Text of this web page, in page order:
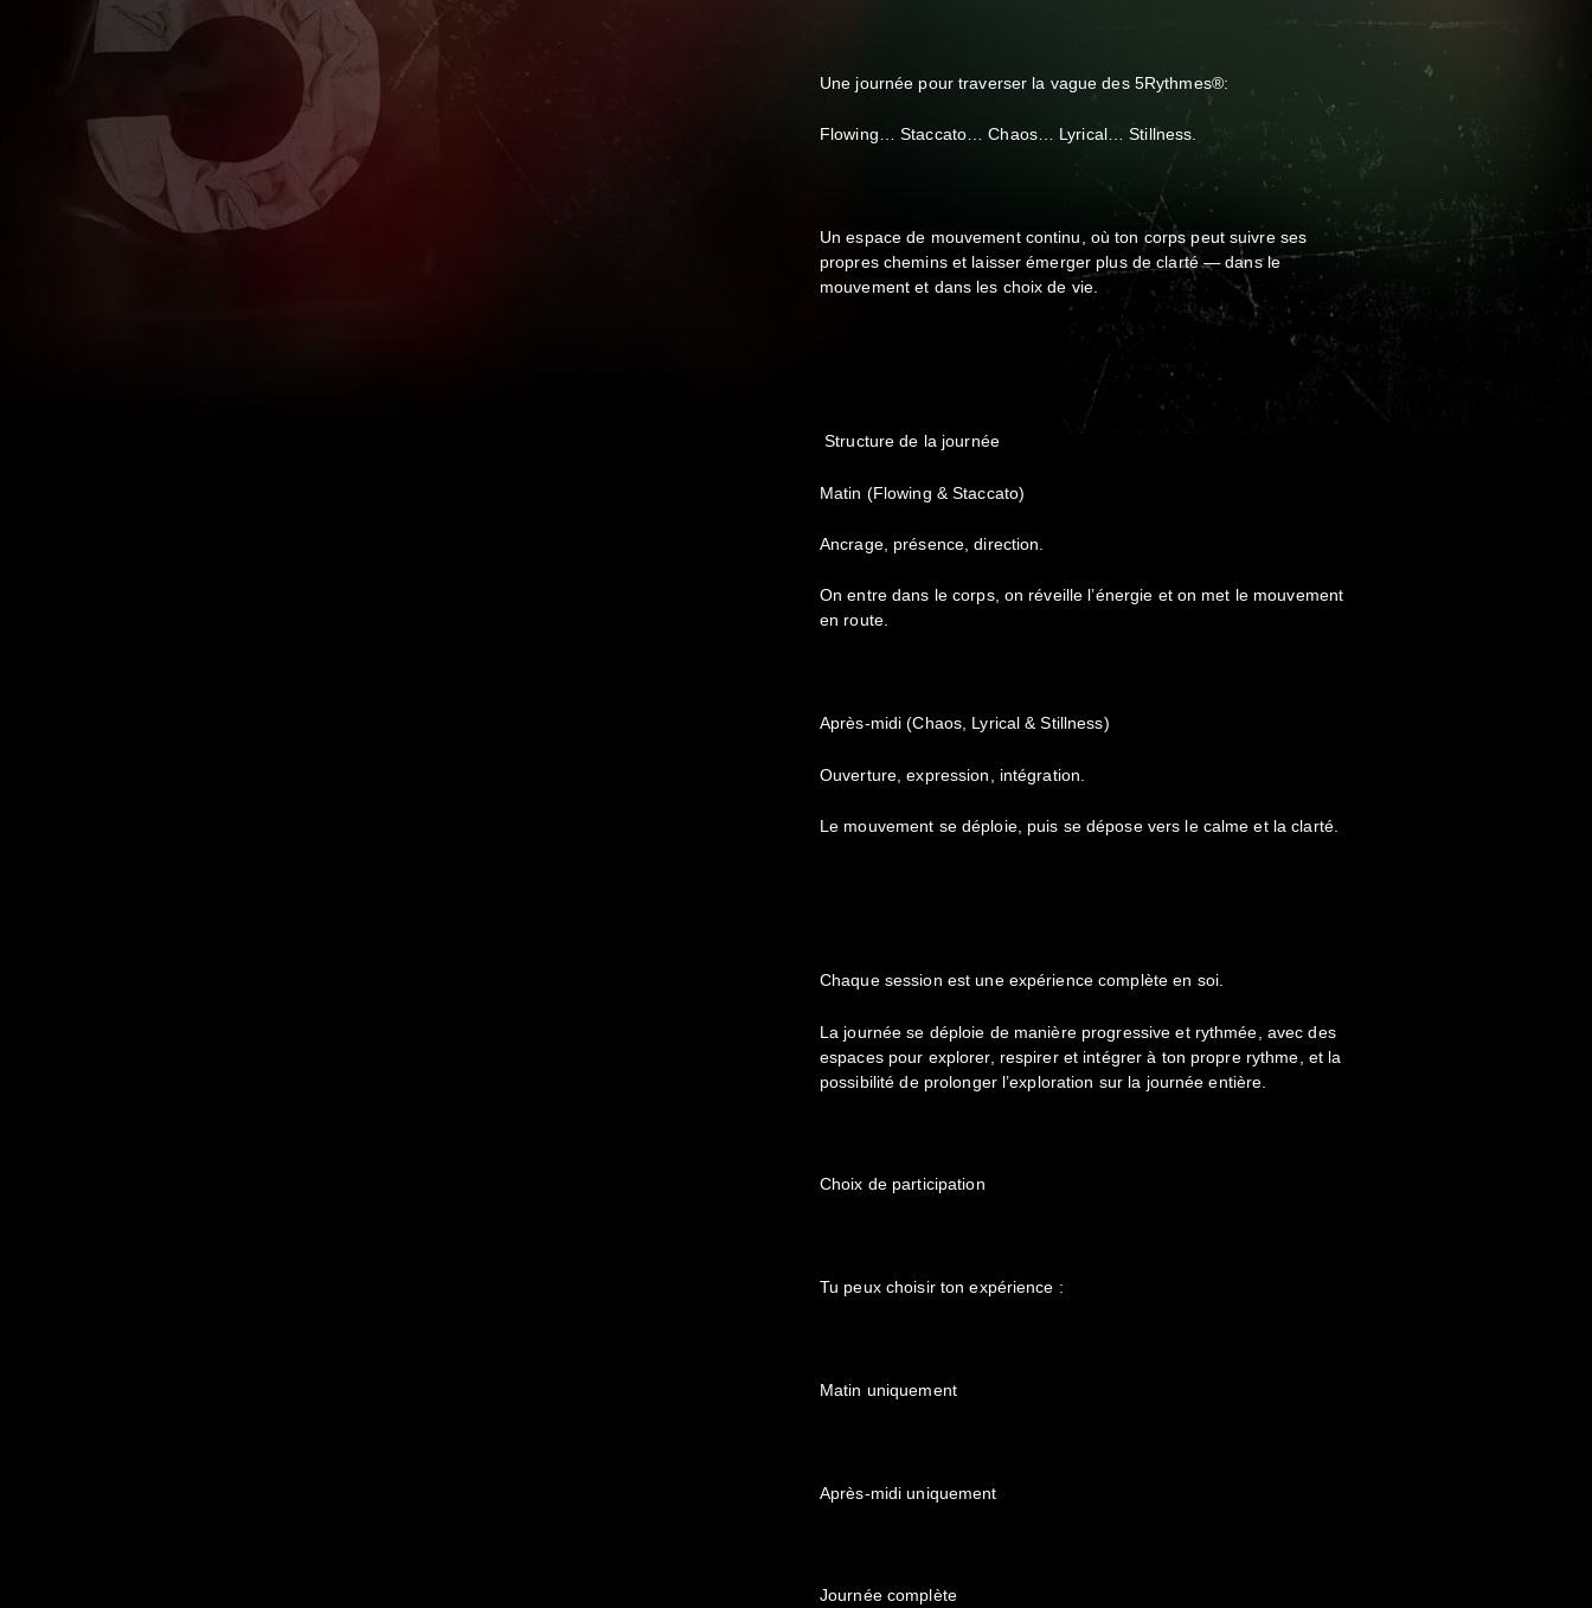
Une journée pour traverser la vague des 5Rythmes®:
Flowing… Staccato… Chaos… Lyrical… Stillness.
Un espace de mouvement continu, où ton corps peut suivre ses
propres chemins et laisser émerger plus de clarté — dans le
mouvement et dans les choix de vie.
Structure de la journée
Matin (Flowing & Staccato)
Ancrage, présence, direction.
On entre dans le corps, on réveille l’énergie et on met le mouvement
en route.
Après-midi (Chaos, Lyrical & Stillness)
Ouverture, expression, intégration.
Le mouvement se déploie, puis se dépose vers le calme et la clarté.
Chaque session est une expérience complète en soi.
La journée se déploie de manière progressive et rythmée, avec des
espaces pour explorer, respirer et intégrer à ton propre rythme, et la
possibilité de prolonger l’exploration sur la journée entière.
Choix de participation
Tu peux choisir ton expérience :
Matin uniquement
Après-midi uniquement
Journée complète